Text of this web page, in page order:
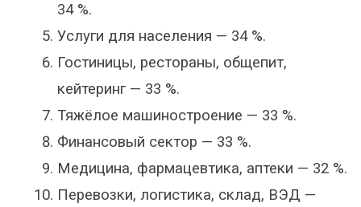
34 %.
Услуги для населения — 34 %.
Гостиницы, рестораны, общепит,
кейтеринг — 33 %.
Тяжёлое машиностроение — 33 %.
Финансовый сектор — 33 %.
Медицина, фармацевтика, аптеки — 32 %.
Перевозки, логистика, склад, ВЭД —